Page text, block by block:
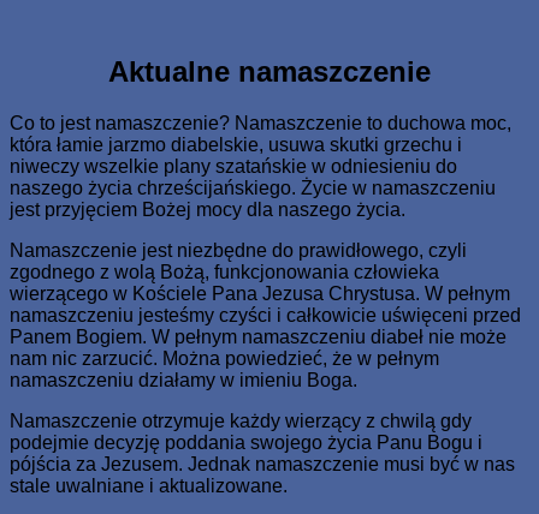
swego Jednorodzonego dał, aby każdy, kto weń wierzy, nie
zginął, ale miał żywot wieczny.
Aktualne namaszczenie
Co to jest namaszczenie? Namaszczenie to duchowa moc,
która łamie jarzmo diabelskie, usuwa skutki grzechu i
niweczy wszelkie plany szatańskie w odniesieniu do
naszego życia chrześcijańskiego. Życie w namaszczeniu
jest przyjęciem Bożej mocy dla naszego życia.
Namaszczenie jest niezbędne do prawidłowego, czyli
zgodnego z wolą Bożą, funkcjonowania człowieka
wierzącego w Kościele Pana Jezusa Chrystusa. W pełnym
namaszczeniu jesteśmy czyści i całkowicie uświęceni przed
Panem Bogiem. W pełnym namaszczeniu diabeł nie może
nam nic zarzucić. Można powiedzieć, że w pełnym
namaszczeniu działamy w imieniu Boga.
Namaszczenie otrzymuje każdy wierzący z chwilą gdy
podejmie decyzję poddania swojego życia Panu Bogu i
pójścia za Jezusem. Jednak namaszczenie musi być w nas
stale uwalniane i aktualizowane.